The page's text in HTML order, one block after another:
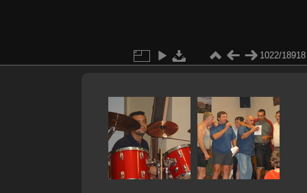
1022/18918